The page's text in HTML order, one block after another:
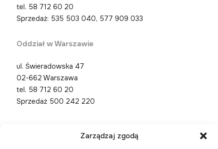
Zarządzaj zgodą
tel. 58 712 60 20
Sprzedaż: 535 503 040, 577 909 033
Oddział w Warszawie
ul. Świeradowska 47
02-662 Warszawa
tel. 58 712 60 20
Sprzedaż 500 242 220